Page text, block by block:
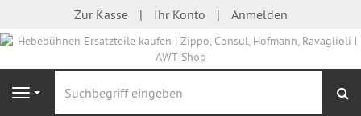
Zur Kasse Ihr Konto Anmelden
Navigation